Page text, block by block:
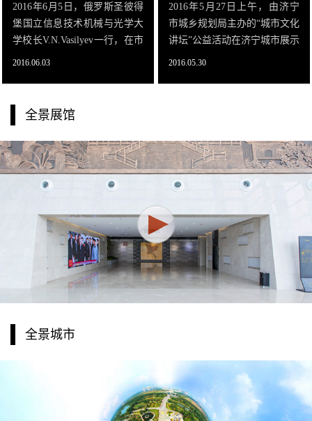
2016年6月5日，俄罗斯圣彼得
堡国立信息技术机械与光学大
学校长V.N.Vasilyev一行，在市
2016.06.03
2016年5月27日上午，由济宁
市城乡规划局主办的“城市文化
讲坛”公益活动在济宁城市展示
代表和国学爱好者参加了活
动。
2016.05.30
全景展馆
全景城市